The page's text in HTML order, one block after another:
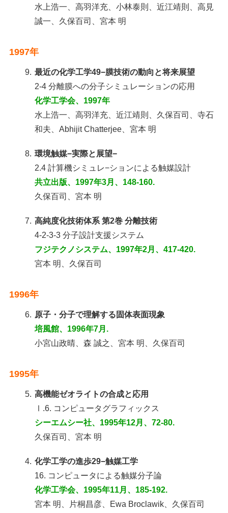
水上浩一、高羽洋充、小林泰則、近江靖則、高見
誠一、久保百司、宮本 明
1997年
9. 最近の化学工学49−膜技術の動向と将来展望
2-4 分離膜への分子シミュレーションの応用
化学工学会、1997年
水上浩一、高羽洋充、近江靖則、久保百司、寺石
和夫、Abhijit Chatterjee、宮本 明
8. 環境触媒−実際と展望−
2.4 計算機シミュレ−ションによる触媒設計
共立出版、1997年3月、148-160.
久保百司、宮本 明
7. 高純度化技術体系 第2巻 分離技術
4-2-3-3 分子設計支援システム
フジテクノシステム、1997年2月、417-420.
宮本 明、久保百司
1996年
6. 原子・分子で理解する固体表面現象
培風館、1996年7月.
小宮山政晴、森 誠之、宮本 明、久保百司
1995年
5. 高機能ゼオライトの合成と応用
Ⅰ.6. コンピュータグラフィックス
シーエムシー社、1995年12月、72-80.
久保百司、宮本 明
4. 化学工学の進歩29−触媒工学
16. コンピュータによる触媒分子論
化学工学会、1995年11月、185-192.
宮本 明、片桐昌彦、Ewa Broclawik、久保百司